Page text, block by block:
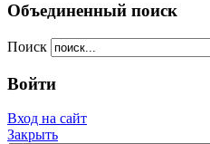
Объединенный поиск
Поиск
Войти
Вход на сайт
Закрыть